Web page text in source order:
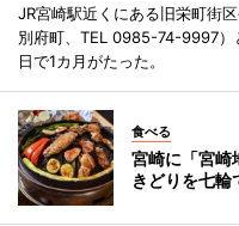
JR宮崎駅近くにある旧栄町街
別府町、TEL 0985-74-9997）
日で1カ月がたった。
食べる
宮崎に「宮
きどりを七輪